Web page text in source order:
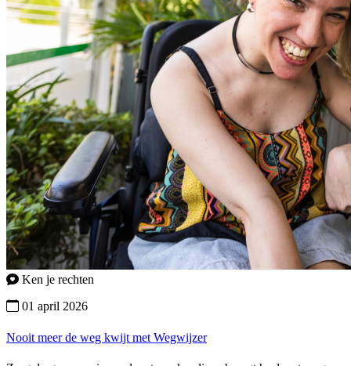
Ken je rechten
01 april 2026
Nooit meer de weg kwijt met Wegwijzer